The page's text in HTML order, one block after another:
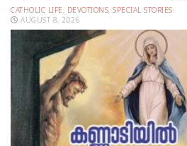
CATHOLIC LIFE, DEVOTIONS, SPECIAL STORIES
AUGUST 8, 2026